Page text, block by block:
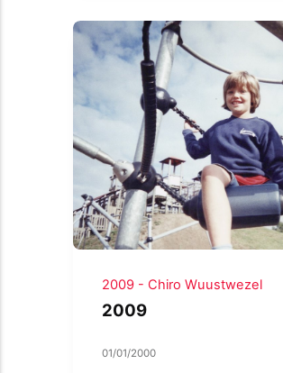
2009 - Chiro Wuustwezel
2009
01/01/2000